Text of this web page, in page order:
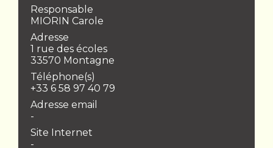
Responsable
MIORIN Carole
Adresse
1 rue des écoles
33570 Montagne
Téléphone(s)
+33 6 58 97 40 79
Adresse email
-
Site Internet
-